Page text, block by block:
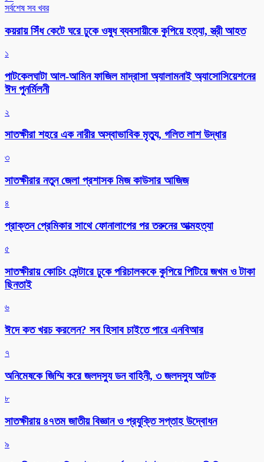
সর্বশেষ সব খবর
কয়রায় সিঁধ কেটে ঘরে ঢুকে ওষুধ ব্যবসায়ীকে কুপিয়ে হত্যা, স্ত্রী আহত
১
পাটকেলঘাটা আল-আমিন ফাজিল মাদ্রাসা অ্যালামনাই অ্যাসোসিয়েশনের
ঈদ পুনর্মিলনী
২
সাতক্ষীরা শহরে এক নারীর অস্বাভাবিক মৃত্যু, গলিত লাশ উদ্ধার
৩
সাতক্ষীরার নতুন জেলা প্রশাসক মিজ কাউসার আজিজ
৪
প্রাক্তন প্রেমিকার সাথে ফোনালাপের পর তরুনের আত্মহত্যা
৫
সাতক্ষীরায় কোচিং সেন্টারে ঢুকে পরিচালককে কুপিয়ে পিটিয়ে জখম ও টাকা
ছিনতাই
৬
ঈদে কত খরচ করলেন? সব হিসাব চাইতে পারে এনবিআর
৭
অনিমেষকে জিম্মি করে জলদস্যু ডন বাহিনী, ৩ জলদস্যু আটক
৮
সাতক্ষীরায় ৪৭তম জাতীয় বিজ্ঞান ও প্রযুক্তি সপ্তাহ উদ্বোধন
৯